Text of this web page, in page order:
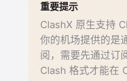
重要提示
ClashX 原生支持
你的机场提供的是
阅，需要先通过订
Clash 格式才能在